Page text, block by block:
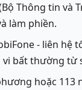
Thông tin và
làm phiền.
- liên hệ
vi bất thường từ
hoặc 113